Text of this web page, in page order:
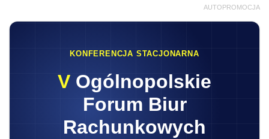
AUTOPROMOCJA
KONFERENCJA STACJONARNA
V Ogólnopolskie
Forum Biur
Rachunkowych